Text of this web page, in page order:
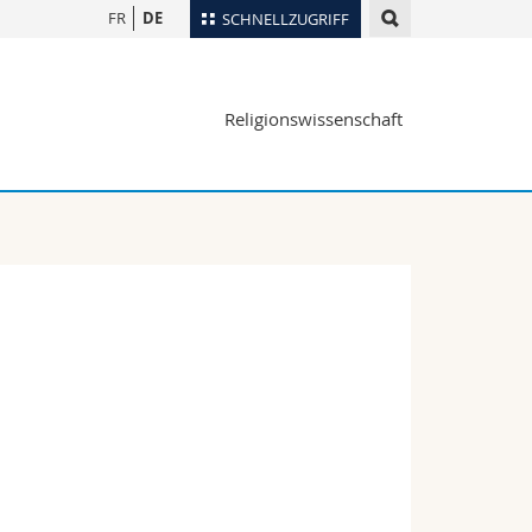
SCHNELLZUGRIFF
Ortsplan
Webmail
FR DE
Religionswissenschaft